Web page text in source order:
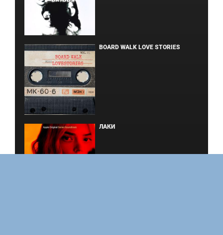
BOARD WALK LOVE STORIES
ЛАКИ